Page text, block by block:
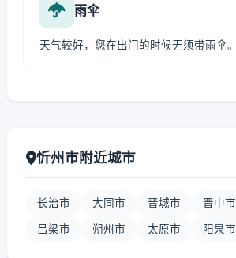
雨伞
天气较好，您在出门的时候无须带雨伞。
忻州市附近城市
长治市 大同市 晋城市 晋中市
吕梁市 朔州市 太原市 阳泉市